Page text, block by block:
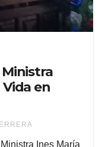
en
Ines María